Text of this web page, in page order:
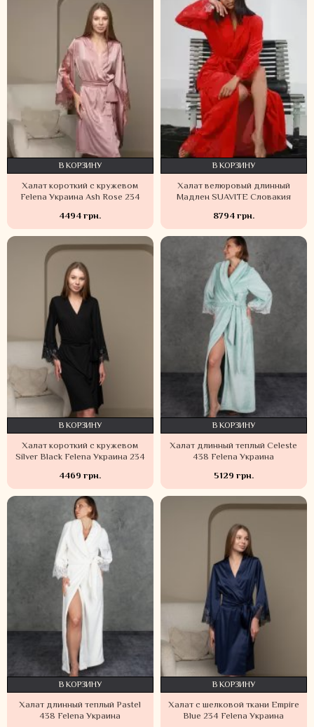
Халат короткий с кружевом
Felena Украина Ash Rose 234
4494 грн.
В КОРЗИНУ
Халат велюровый длинный
Мадлен SUAVITE Словакия
8794 грн.
В КОРЗИНУ
Халат короткий с кружевом
Silver Black Felena Украина 234
4469 грн.
В КОРЗИНУ
Халат длинный теплый Celeste
438 Felena Украина
5129 грн.
В КОРЗИНУ
Халат длинный теплый Pastel
438 Felena Украина
В КОРЗИНУ
Халат с шелковой ткани Empire
Blue 234 Felena Украина
В КОРЗИНУ